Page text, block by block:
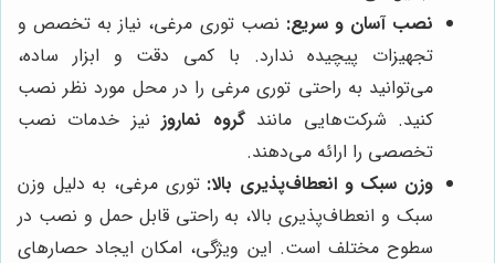
نصب آسان و سریع: نصب توری مرغی، نیاز به تخصص و
تجهیزات پیچیده ندارد. با کمی دقت و ابزار ساده،
می‌توانید به راحتی توری مرغی را در محل مورد نظر نصب
کنید. شرکت‌هایی مانندگروه نماروز نیز خدمات نصب
تخصصی را ارائه می‌دهند.
وزن سبک و انعطاف‌پذیری بالا: توری مرغی، به دلیل وزن
سبک و انعطاف‌پذیری بالا، به راحتی قابل حمل و نصب در
سطوح مختلف است. این ویژگی، امکان ایجاد حصارهای